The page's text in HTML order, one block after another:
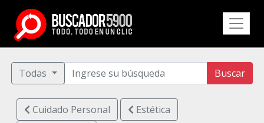
Todas Buscar
Cuidado Personal
Estética